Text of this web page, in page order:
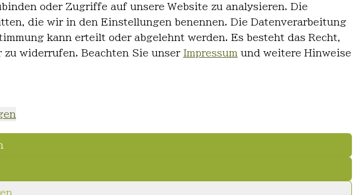
oder Zugriffe auf unsere Website zu analysieren. Die
die wir in den Einstellungen benennen. Die Datenverarbeitung
kann erteilt oder abgelehnt werden. Es besteht das Recht,
widerrufen. Beachten Sie unser Impressum und weitere Hinweise